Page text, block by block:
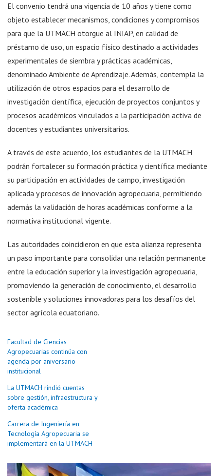
El convenio tendrá una vigencia de 10 años y tiene como
objeto establecer mecanismos, condiciones y compromisos
para que la UTMACH otorgue al INIAP, en calidad de
préstamo de uso, un espacio físico destinado a actividades
experimentales de siembra y prácticas académicas,
denominado Ambiente de Aprendizaje. Además, contempla la
utilización de otros espacios para el desarrollo de
investigación científica, ejecución de proyectos conjuntos y
procesos académicos vinculados a la participación activa de
docentes y estudiantes universitarios.
A través de este acuerdo, los estudiantes de la UTMACH
podrán fortalecer su formación práctica y científica mediante
su participación en actividades de campo, investigación
aplicada y procesos de innovación agropecuaria, permitiendo
además la validación de horas académicas conforme a la
normativa institucional vigente.
Las autoridades coincidieron en que esta alianza representa
un paso importante para consolidar una relación permanente
entre la educación superior y la investigación agropecuaria,
promoviendo la generación de conocimiento, el desarrollo
sostenible y soluciones innovadoras para los desafíos del
sector agrícola ecuatoriano.
Facultad de Ciencias
Agropecuarias continúa con
agenda por aniversario
institucional
La UTMACH rindió cuentas
sobre gestión, infraestructura y
oferta académica
Carrera de Ingeniería en
Tecnología Agropecuaria se
implementará en la UTMACH